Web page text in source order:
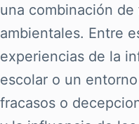
una combinación
ambientales. Entre
experiencias de la
escolar o un
fracasos o